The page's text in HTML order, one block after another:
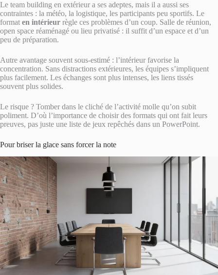
Le team building en extérieur a ses adeptes, mais il a aussi ses
contraintes : la météo, la logistique, les participants peu sportifs. Le
format en intérieur règle ces problèmes d’un coup. Salle de réunion,
open space réaménagé ou lieu privatisé : il suffit d’un espace et d’un
peu de préparation.
Autre avantage souvent sous-estimé : l’intérieur favorise la
concentration. Sans distractions extérieures, les équipes s’impliquent
plus facilement. Les échanges sont plus intenses, les liens tissés
souvent plus solides.
Le risque ? Tomber dans le cliché de l’activité molle qu’on subit
poliment. D’où l’importance de choisir des formats qui ont fait leurs
preuves, pas juste une liste de jeux repêchés dans un PowerPoint.
Pour briser la glace sans forcer la note